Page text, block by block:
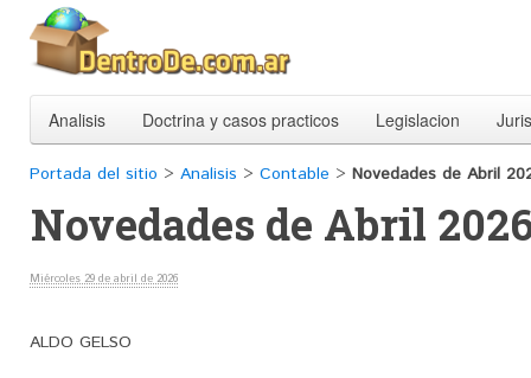
Analisis Doctrina y casos practicos Legislacion
Portada del sitio > Analisis > Contable > Novedades de Abril
Novedades de Abril
Miércoles 29 de abril de 2026
ALDO GELSO